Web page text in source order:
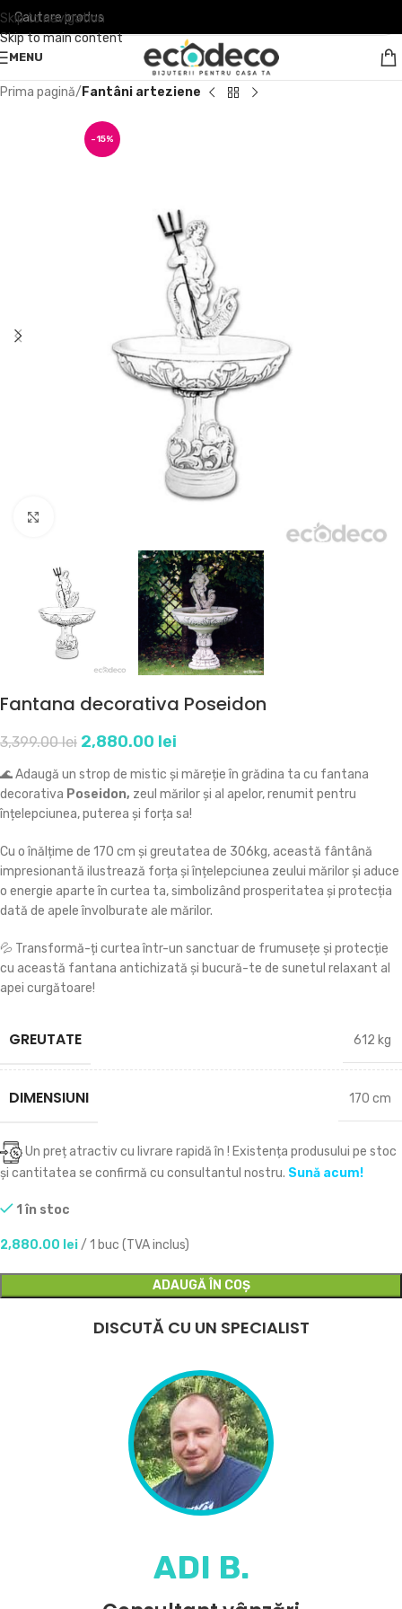
Skip to navigation
Skip to main content
MENU
Prima pagină Fantâni arteziene
-15%
Fantana decorativa Poseidon
3,399.00lei 2,880.00 lei
🌊 Adaugă un strop de mistic și măreție în grădina ta cu fantana
decorativa Poseidon, zeul mărilor și al apelor, renumit pentru
înțelepciunea, puterea și forța sa!
Cu o înălțime de 170 cm și greutatea de 306kg, această fântână
impresionantă ilustrează forța și înțelepciunea zeului mărilor și aduce
o energie aparte în curtea ta, simbolizând prosperitatea și protecția
dată de apele învolburate ale mărilor.
💦 Transformă-ți curtea într-un sanctuar de frumusețe și protecție
cu această fantana antichizată și bucură-te de sunetul relaxant al
apei curgătoare!
GREUTATE 612 kg
DIMENSIUNI 170 cm
Un preț atractiv cu livrare rapidă în ! Existența produsului pe stoc
și cantitatea se confirmă cu consultantul nostru. Sună acum!
1 în stoc
2,880.00 lei/ 1 buc (TVA inclus)
ADAUGĂ ÎN COȘ
DISCUTĂ CU UN SPECIALIST
ADI B.